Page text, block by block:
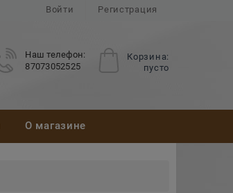
Войти Регистрация
Корзина:
пусто
Наш телефон:
87073052525
О магазине